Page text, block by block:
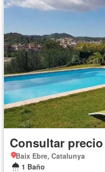
Consultar precio
Baix Ebre, Catalunya
1 Baño